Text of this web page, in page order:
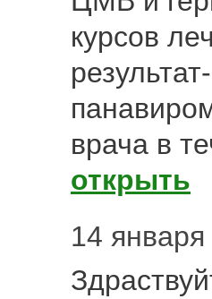
курсов
врача в
открыть
14